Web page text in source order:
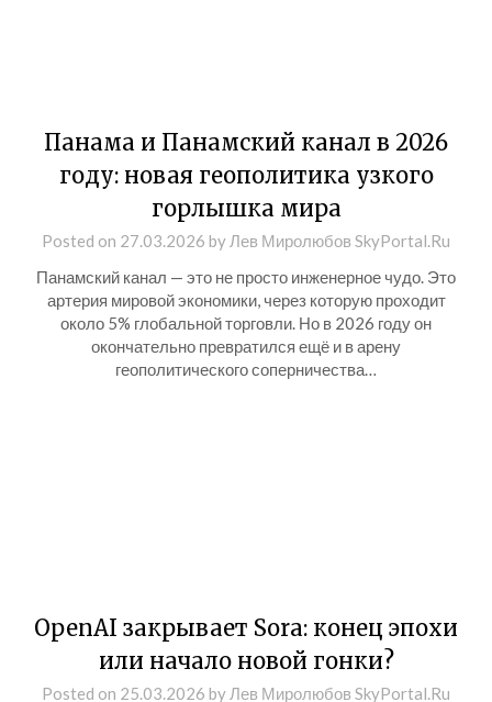
Панама и Панамский канал в 2026
году: новая геополитика узкого
горлышка мира
Posted on 27.03.2026 by Лев Миролюбов SkyPortal.Ru
Панамский канал — это не просто инженерное чудо. Это
артерия мировой экономики, через которую проходит
около 5% глобальной торговли. Но в 2026 году он
окончательно превратился ещё и в арену
геополитического соперничества…
OpenAI закрывает Sora: конец эпохи
или начало новой гонки?
Posted on 25.03.2026 by Лев Миролюбов SkyPortal.Ru